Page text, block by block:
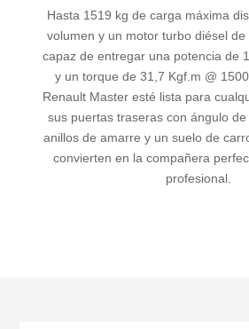
Hasta 1519 kg de carga máxima
volumen y un motor turbo diésel
capaz de entregar una potencia de
y un torque de 31,7 Kgf.m @
Renault Master esté lista para
sus puertas traseras con ángulo de
anillos de amarre y un suelo de
convierten en la compañera
profesional.